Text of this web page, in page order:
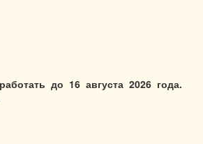
до 16 августа 2026 года.